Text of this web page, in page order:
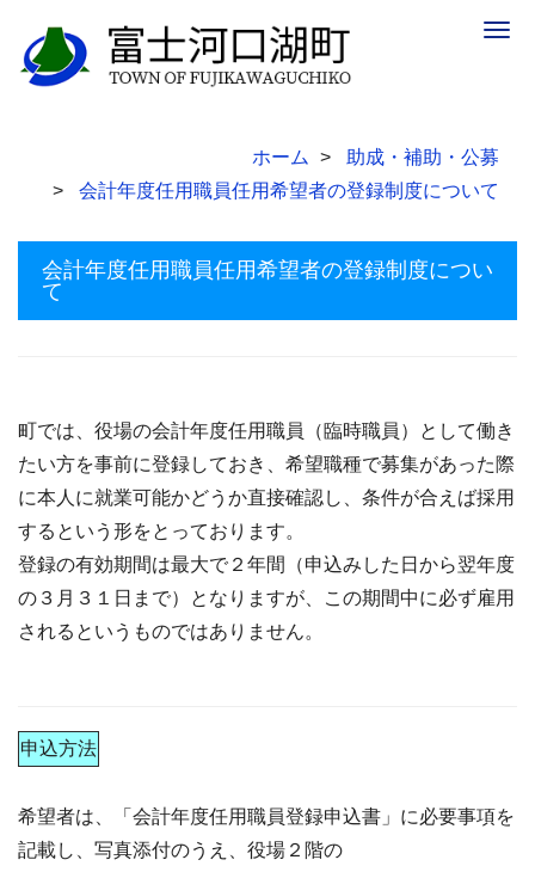
ホーム
助成・補助・公募
会計年度任用職員任用希望者の登録制度について
会計年度任用職員任用希望者の登録制度につい
て
町では、役場の会計年度任用職員（臨時職員）として働き
たい方を事前に登録しておき、希望職種で募集があった際
に本人に就業可能かどうか直接確認し、条件が合えば採用
するという形をとっております。
登録の有効期間は最大で２年間（申込みした日から翌年度
の３月３１日まで）となりますが、この期間中に必ず雇用
されるというものではありません。
申込方法
希望者は、「会計年度任用職員登録申込書」に必要事項を
記載し、写真添付のうえ、役場２階の